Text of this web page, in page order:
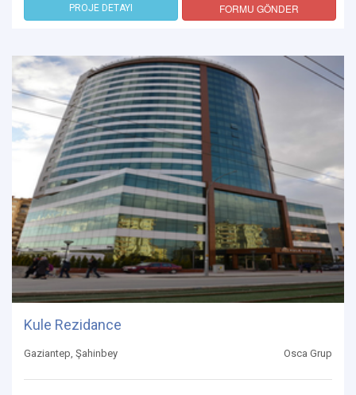
PROJE DETAYI FORMU GÖNDER
Kule Rezidance
Gaziantep, Şahinbey Osca Grup